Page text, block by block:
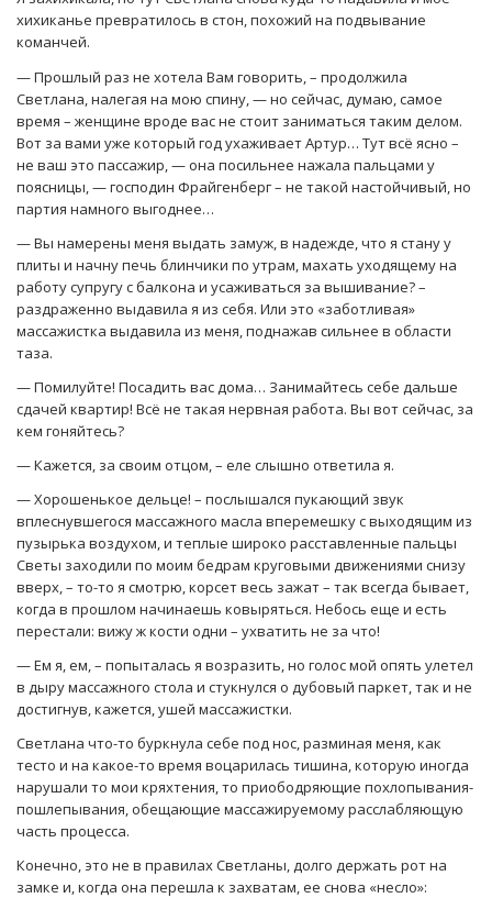
хихиканье превратилось в стон, похожий на подвывание
команчей.
— Прошлый раз не хотела Вам говорить, – продолжила
Светлана, налегая на мою спину, — но сейчас, думаю, самое
время – женщине вроде вас не стоит заниматься таким делом.
Вот за вами уже который год ухаживает Артур… Тут всё ясно –
не ваш это пассажир, — она посильнее нажала пальцами у
поясницы, — господин Фрайгенберг – не такой настойчивый, но
партия намного выгоднее…
— Вы намерены меня выдать замуж, в надежде, что я стану у
плиты и начну печь блинчики по утрам, махать уходящему на
работу супругу с балкона и усаживаться за вышивание? –
раздраженно выдавила я из себя. Или это «заботливая»
массажистка выдавила из меня, поднажав сильнее в области
таза.
— Помилуйте! Посадить вас дома… Занимайтесь себе дальше
сдачей квартир! Всё не такая нервная работа. Вы вот сейчас, за
кем гоняйтесь?
— Кажется, за своим отцом, – еле слышно ответила я.
— Хорошенькое дельце! – послышался пукающий звук
вплеснувшегося массажного масла вперемешку с выходящим из
пузырька воздухом, и теплые широко расставленные пальцы
Светы заходили по моим бедрам круговыми движениями снизу
вверх, – то-то я смотрю, корсет весь зажат – так всегда бывает,
когда в прошлом начинаешь ковыряться. Небось еще и есть
перестали: вижу ж кости одни – ухватить не за что!
— Ем я, ем, – попыталась я возразить, но голос мой опять улетел
в дыру массажного стола и стукнулся о дубовый паркет, так и не
достигнув, кажется, ушей массажистки.
Светлана что-то буркнула себе под нос, разминая меня, как
тесто и на какое-то время воцарилась тишина, которую иногда
нарушали то мои кряхтения, то приободряющие похлопывания-
пошлепывания, обещающие массажируемому расслабляющую
часть процесса.
Конечно, это не в правилах Светланы, долго держать рот на
замке и, когда она перешла к захватам, ее снова «несло»: